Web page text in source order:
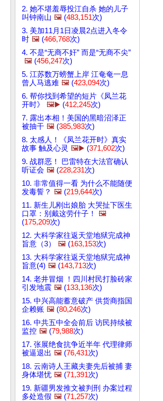
2. 她不堪羞辱投江自杀 她的儿子
叫钟南山 🖼️ (483,151次)
3. 美加11月1日凌晨2点进入冬令
时 🖼️ (466,768次)
4. 不是“无商不奸” 而是“无商不尖”
🖼️ (456,247次)
5. 江苏数万螃蟹上岸 江奄奄一息
曾人马逃难 🖼️ (423,094次)
6. 帮你找到希望的短片《凤兰花
开时》
🖼️▶️ (412,245次)
7. 露出本相！美国的黑暗沼泽正
被抽干 🖼️ (385,983次)
8. 太感人！《凤兰花开时》真实
故事 触及心灵 🖼️▶️ (371,602次)
9. 战群恶！ 巴雷特在大法官确认
听证会 🖼️ (228,231次)
10. 非常值得一看 为什么不能随便
发毒誓？ 🖼️ (219,644次)
11. 新生儿刚出娘胎 大哭扯下医生
口罩：别戴这劳什子！
🖼️
(175,209次)
12. 大科学家往返天堂地狱完成神
旨意（3）
🖼️ (163,153次)
13. 大科学家往返天堂地狱完成神
旨意(4) 🖼️ (143,713次)
14. 老井冒烟 ！四川村民打脸砖家
引发地震 🖼️ (133,136次)
15. 中兴高能蓄意破产 供货商指国
企赖账 🖼️ (80,246次)
16. 中共五中全会前后 访民持续被
监控 🖼️ (79,988次)
17. 张展绝食抗争近半年 代理律师
被逼退出 🖼️ (76,431次)
18. 云南诗人王藏夫妻先后被捕 妻
身体堪忧 🖼️ (71,391次)
19. 新疆男发推文被判刑 办案过程
多处造假 🖼️ (71,257次)